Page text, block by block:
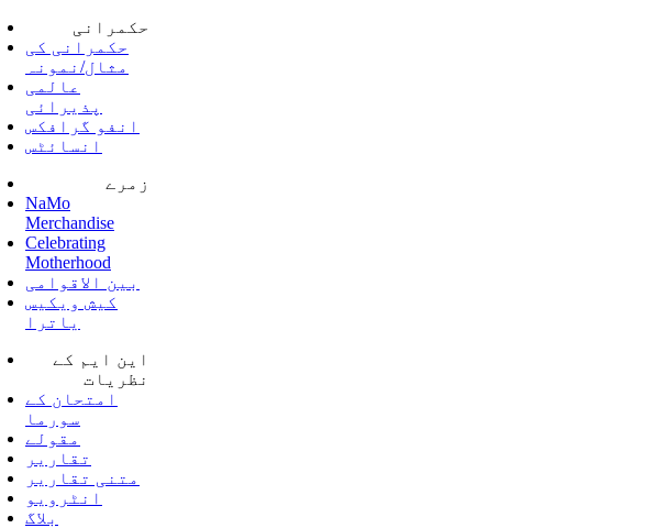
حکمرانی
حکمرانی کی
مثال/نمونہ
عالمی
پذیرائی
انفو گرافکس
انسائٹس
زمرے
NaMo
Merchandise
Celebrating
Motherhood
بین الاقوامی
کیش ویکیس
یاترا
این ایم کے
نظریات
امتحان کے
سورما
مقولے
تقاریر
متنی تقاریر
انٹرویو
بلاگ